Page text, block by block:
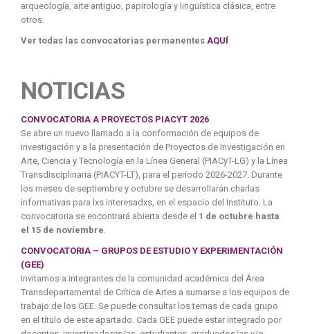
arqueología, arte antiguo, papirología y lingüística clásica, entre
otros.
Ver todas las convocatorias permanentes AQUÍ
NOTICIAS
CONVOCATORIA A PROYECTOS PIACYT 2026
Se abre un nuevo llamado a la conformación de equipos de
investigación y a la presentación de Proyectos de Investigación en
Arte, Ciencia y Tecnología en la Línea General (PIACyT-LG) y la Línea
Transdisciplinaria (PIACYT-LT), para el período 2026-2027. Durante
los meses de septiembre y octubre se desarrollarán charlas
informativas para lxs interesadxs, en el espacio del Instituto. La
convocatoria se encontrará abierta desde el 1 de octubre hasta
el 15 de noviembre.
CONVOCATORIA – GRUPOS DE ESTUDIO Y EXPERIMENTACIÓN
(GEE)
Invitamos a integrantes de la comunidad académica del Área
Transdepartamental de Crítica de Artes a sumarse a los equipos de
trabajo de los GEE. Se puede consultar los temas de cada grupo
en el título de este apartado. Cada GEE puede estar integrado por